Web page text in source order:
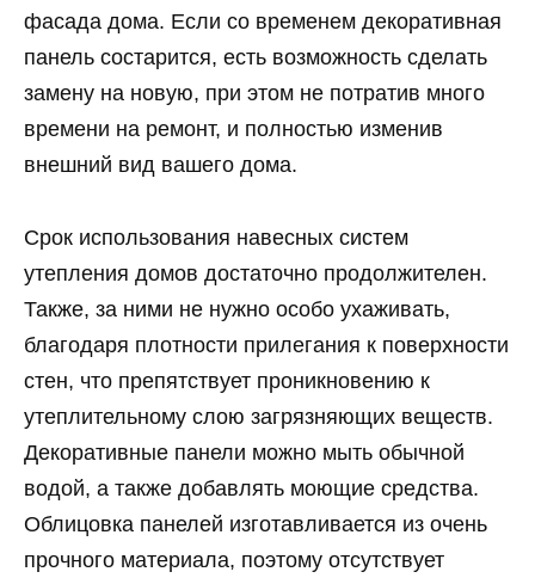
фасада дома. Если со временем декоративная
панель состарится, есть возможность сделать
замену на новую, при этом не потратив много
времени на ремонт, и полностью изменив
внешний вид вашего дома.
Срок использования навесных систем
утепления домов достаточно продолжителен.
Также, за ними не нужно особо ухаживать,
благодаря плотности прилегания к поверхности
стен, что препятствует проникновению к
утеплительному слою загрязняющих веществ.
Декоративные панели можно мыть обычной
водой, а также добавлять моющие средства.
Облицовка панелей изготавливается из очень
прочного материала, поэтому отсутствует